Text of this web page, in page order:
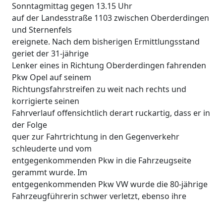
Sonntagmittag gegen 13.15 Uhr
auf der Landesstraße 1103 zwischen Oberderdingen
und Sternenfels
ereignete. Nach dem bisherigen Ermittlungsstand
geriet der 31-jährige
Lenker eines in Richtung Oberderdingen fahrenden
Pkw Opel auf seinem
Richtungsfahrstreifen zu weit nach rechts und
korrigierte seinen
Fahrverlauf offensichtlich derart ruckartig, dass er in
der Folge
quer zur Fahrtrichtung in den Gegenverkehr
schleuderte und vom
entgegenkommenden Pkw in die Fahrzeugseite
gerammt wurde. Im
entgegenkommenden Pkw VW wurde die 80-jährige
Fahrzeugführerin schwer verletzt, ebenso ihre